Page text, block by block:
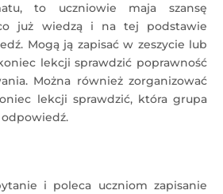
to uczniowie maja szansę
już wiedzą i na tej podstawie
Mogą ją zapisać w zeszycie lub
lekcji sprawdzić poprawność
Można również zorganizować
lekcji sprawdzić, która grupa
i poleca uczniom zapisanie